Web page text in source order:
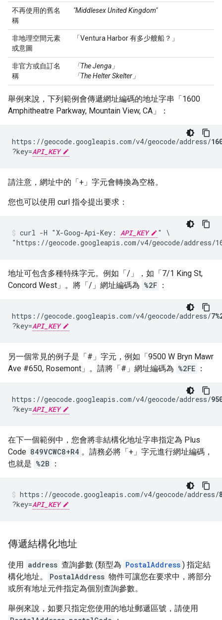
不再使用的舊名
稱
"Middlesex United Kingdom"
非地理空間元素
或意圖
「Ventura Harbor 有多少艘船？」
非官方或自訂名
稱
「The Jenga」
「The Helter Skelter」
舉例來說，下列範例會傳遞網址編碼的地址字串「1600
Amphitheatre Parkway, Mountain View, CA」：
https://geocode.googleapis.com/v4/geocode/address/
?key=API_KEY
請注意，網址中的「+」字元會轉換為空格。
您也可以使用 curl 指令提出要求：
curl -H "X-Goog-Api-Key: API_KEY
" \
"https://geocode.googleapis.com/v4/geocode/address/
地址可包含多種特殊字元。例如「/」，如「7/1 King St,
Concord West」。將「/」網址編碼為 %2F ：
https://geocode.googleapis.com/v4/geocode/address/
?key=API_KEY
另一個常見的例子是「#」字元，例如「9500 W Bryn Mawr
Ave #650, Rosemont」。請將「#」網址編碼為 %2FE ：
https://geocode.googleapis.com/v4/geocode/address/
?key=API_KEY
在下一個範例中，您會將非結構化地址字串指定為 Plus
Code 849VCWC8+R4 。請務必將「+」字元進行網址編碼，
也就是 %2B ：
https://geocode.googleapis.com/v4/geocode/address/
?key=API_KEY
傳遞結構化地址
使用 address 查詢參數 (類型為 PostalAddress ) 指定結
構化地址。
PostalAddress 物件可讓您在要求中，將部分
或所有地址元件指定為個別查詢參數。
舉例來說，如要只指定您使用的地址郵遞區號，請使用